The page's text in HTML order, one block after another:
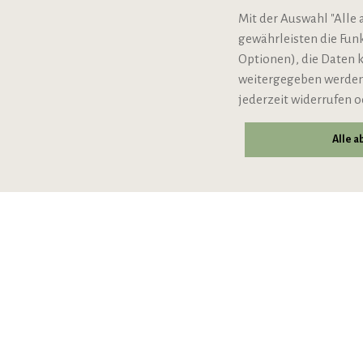
Bio-Zertifizierung
VERTRAG
Mit der Auswahl "Alle
gewährleisten die
Optionen), die Daten
weitergegeben
jederzeit widerrufen
Alle